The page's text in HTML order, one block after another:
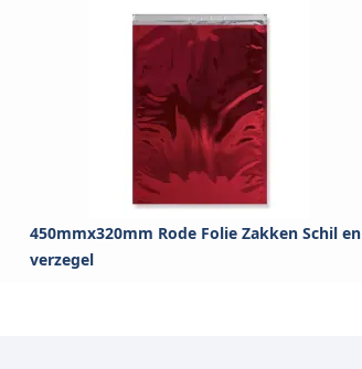
450mmx320mm Rode Folie Zakken Schil en
verzegel